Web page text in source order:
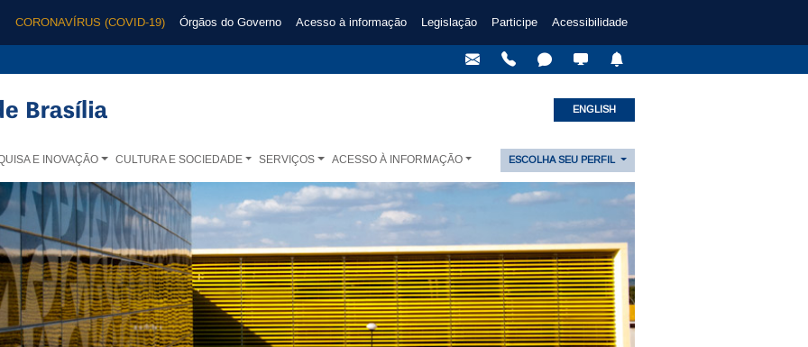
CORONAVÍRUS (COVID-19) Órgãos do Governo Acesso à informação Legislação Participe Acessibilidade
ENGLISH
E INOVAÇÃO CULTURA E SOCIEDADE SERVIÇOS ACESSO À INFORMAÇÃO ESCOLHA SEU PERFIL